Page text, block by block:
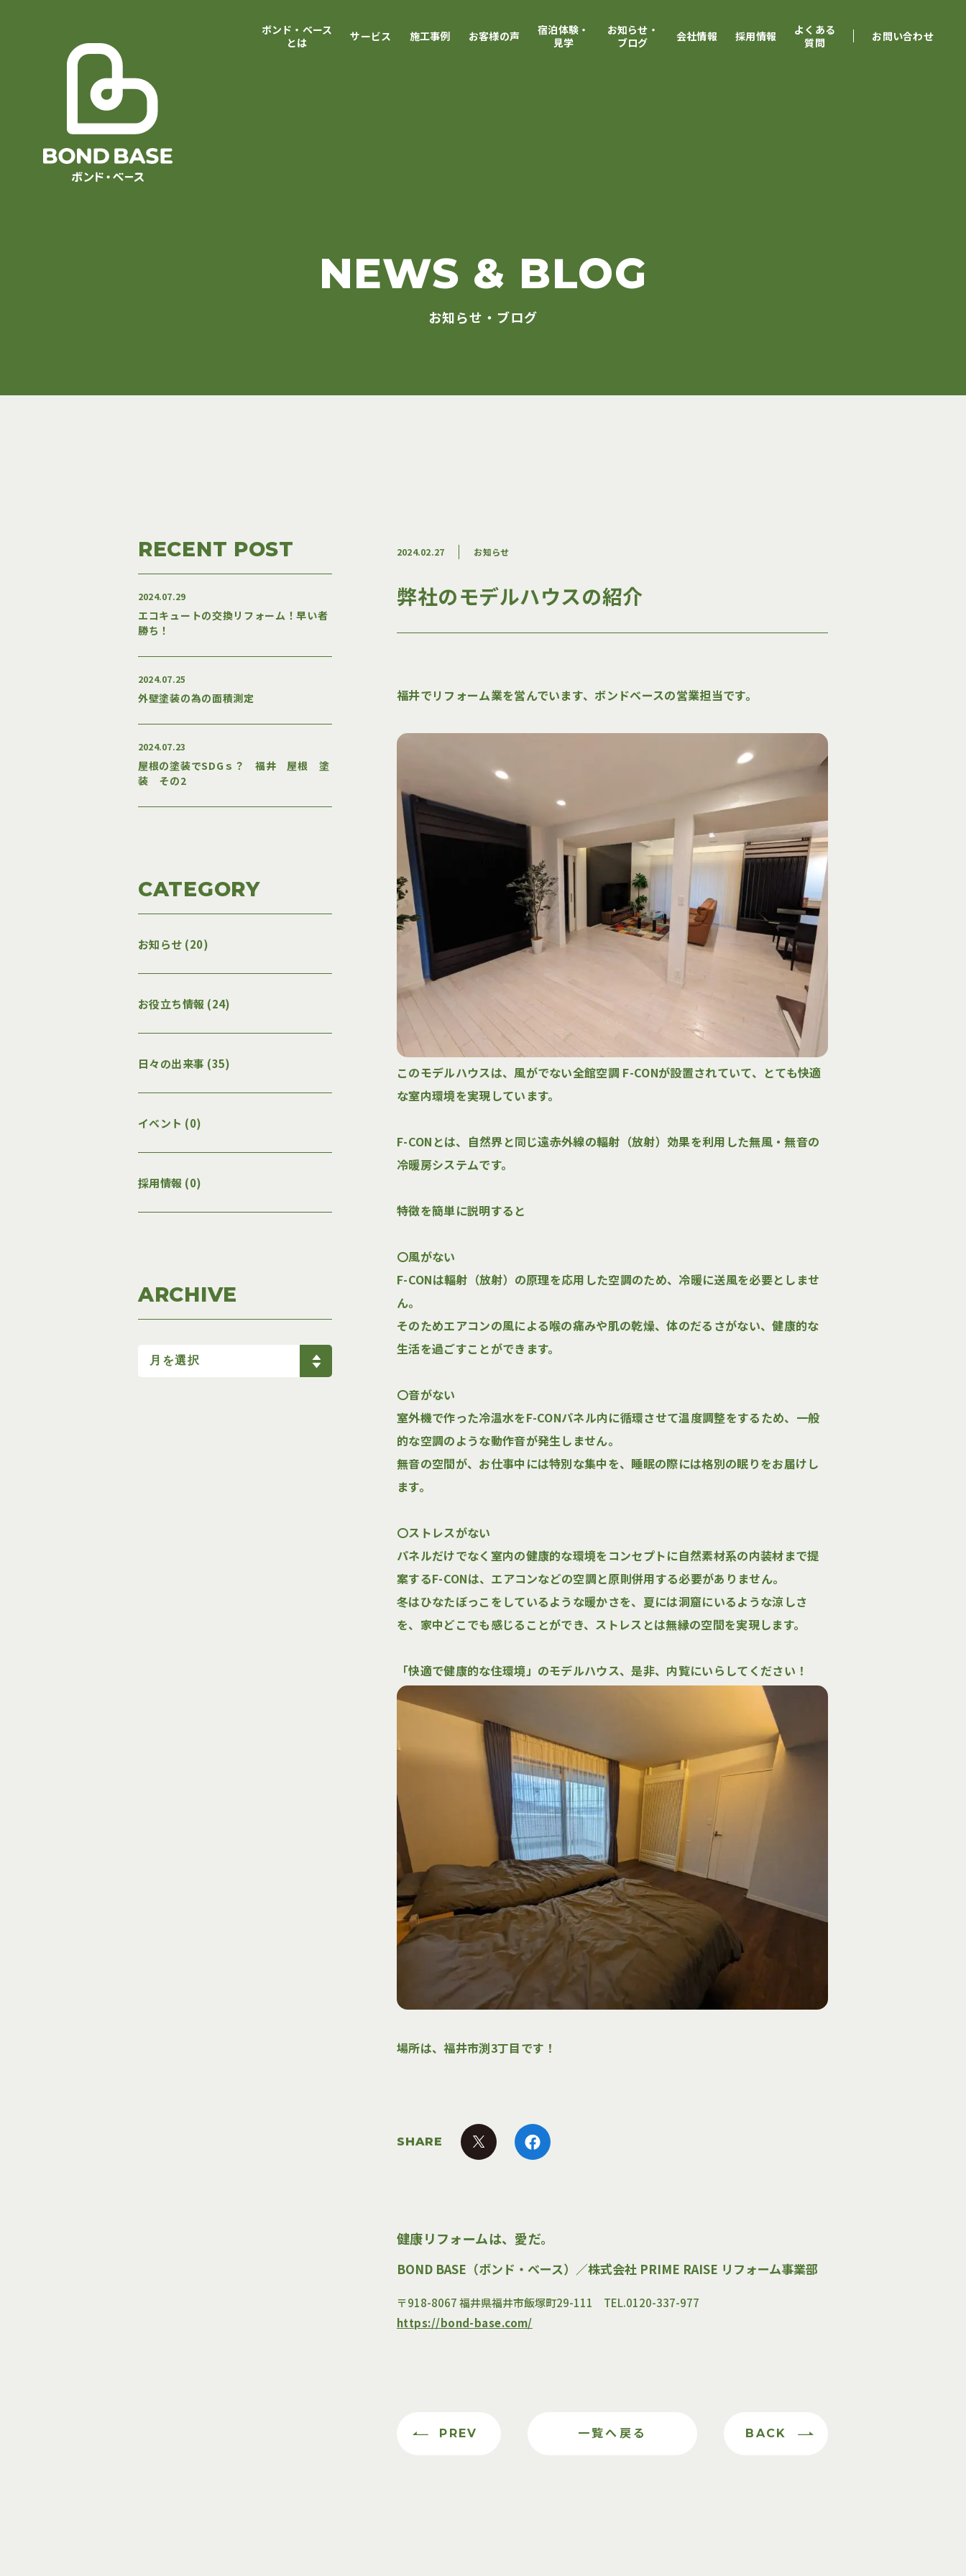
ボンド・ベース
とは
サービス 施工事例 お客様の声
宿泊体験・
見学
お知らせ・
ブログ
会社情報 採用情報
よくある
質問
お問い合わせ
サービス
施工事例
お客様の声
宿泊体験・見学
プライバシーポリシー
採用情報
よくある質問
宿泊体験・見学予約／お問い合わせ
NEWS & BLOG
お知らせ・ブログ
RECENT POST
2024.07.29
エコキュートの交換リフォーム！早い者
勝ち！
2024.07.25
外壁塗装の為の面積測定
2024.07.23
屋根の塗装でSDGｓ？ 福井 屋根 塗
装 その2
CATEGORY
お知らせ (20)
お役立ち情報 (24)
日々の出来事 (35)
イベント (0)
採用情報 (0)
ARCHIVE
2024.02.27 お知らせ
弊社のモデルハウスの紹介
福井でリフォーム業を営んでいます、ボンドベースの営業担当です。
このモデルハウスは、風がでない全館空調 F-CONが設置されていて、とても快適
な室内環境を実現しています。
F-CONとは、自然界と同じ遠赤外線の輻射（放射）効果を利用した無風・無音の
冷暖房システムです。
特徴を簡単に説明すると
〇風がない
F-CONは輻射（放射）の原理を応用した空調のため、冷暖に送風を必要としませ
ん。
そのためエアコンの風による喉の痛みや肌の乾燥、体のだるさがない、健康的な
生活を過ごすことができます。
〇音がない
室外機で作った冷温水をF-CONパネル内に循環させて温度調整をするため、一般
的な空調のような動作音が発生しません。
無音の空間が、お仕事中には特別な集中を、睡眠の際には格別の眠りをお届けし
ます。
〇ストレスがない
パネルだけでなく室内の健康的な環境をコンセプトに自然素材系の内装材まで提
案するF-CONは、エアコンなどの空調と原則併用する必要がありません。
冬はひなたぼっこをしているような暖かさを、夏には洞窟にいるような涼しさ
を、家中どこでも感じることができ、ストレスとは無縁の空間を実現します。
「快適で健康的な住環境」のモデルハウス、是非、内覧にいらしてください！
場所は、福井市渕3丁目です！
SHARE
健康リフォームは、愛だ。
BOND BASE（ボンド・ベース）／株式会社 PRIME RAISE リフォーム事業部
〒918-8067 福井県福井市飯塚町29-111 TEL.0120-337-977
https://bond-base.com/
PREV 一覧へ戻る BACK